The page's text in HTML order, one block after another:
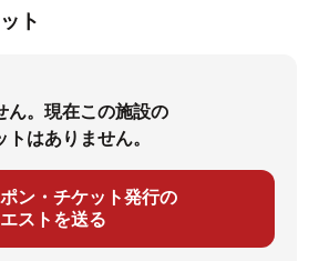
ト
ん。現在この施設の
はありません。
ン・チケット発行の
ストを送る